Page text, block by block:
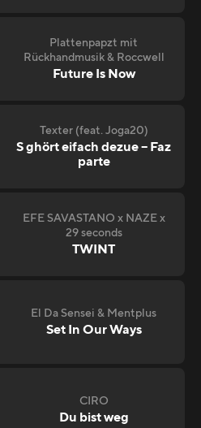
Plattenpapzt mit
Rückhandmusik & Roccwell
Future Is Now
Texter (feat. Joga20)
S ghört eifach dezue – Faz
parte
EFE SAVASTANO x NAZE x
29 seconds
TWINT
El Da Sensei & Mentplus
Set In Our Ways
CIRO
Du bist weg